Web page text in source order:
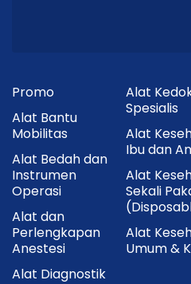
Promo
Alat Bantu
Mobilitas
Alat Bedah dan
Instrumen
Operasi
Alat dan
Perlengkapan
Anestesi
Alat Diagnostik
Alat
Spesialis
Alat
Ibu dan
Alat
Sekali
Alat
Umum &